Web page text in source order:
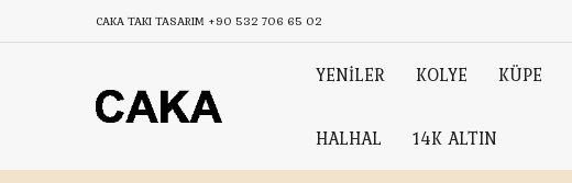
CAKA TAKI TASARIM +90 532 706 65 02
YENİLER KOLYE KÜPE
HALHAL 14K ALTIN